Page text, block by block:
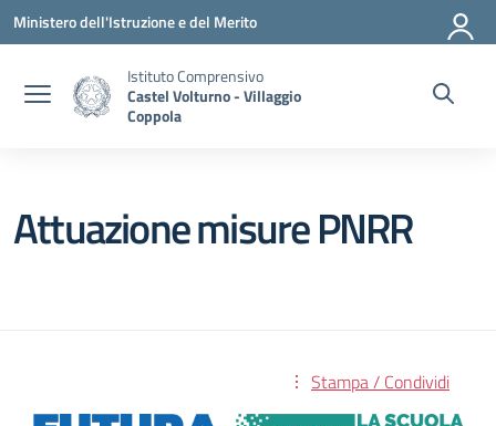
Vai ai contenuti
Vai al menu di navigazione
Vai al footer
Ministero dell'Istruzione e del Merito
Istituto Comprensivo
Castel Volturno - Villaggio
Coppola
Attuazione misure PNRR
Stampa / Condividi